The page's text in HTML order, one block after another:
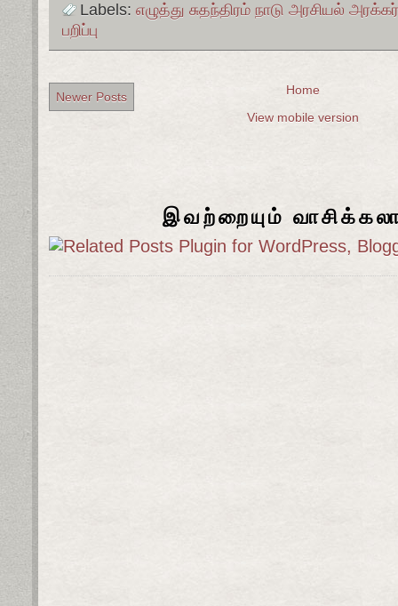
Labels: எழுத்து சுதந்திரம் நாடு அரசியல்
பறிப்பு
Newer Posts
Home
View mobile version
இவற்றையும்